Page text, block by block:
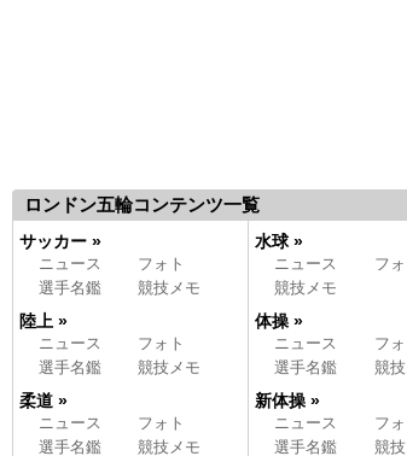
ロンドン五輪コンテンツ一覧
サッカー »
ニュース
フォト
選手名鑑
競技メモ
陸上 »
ニュース
フォト
選手名鑑
競技メモ
柔道 »
ニュース
フォト
選手名鑑
競技メモ
水球 »
ニュース
フォ
競技メモ
体操 »
ニュース
フォ
選手名鑑
競
新体操 »
ニュース
フォ
選手名鑑
競